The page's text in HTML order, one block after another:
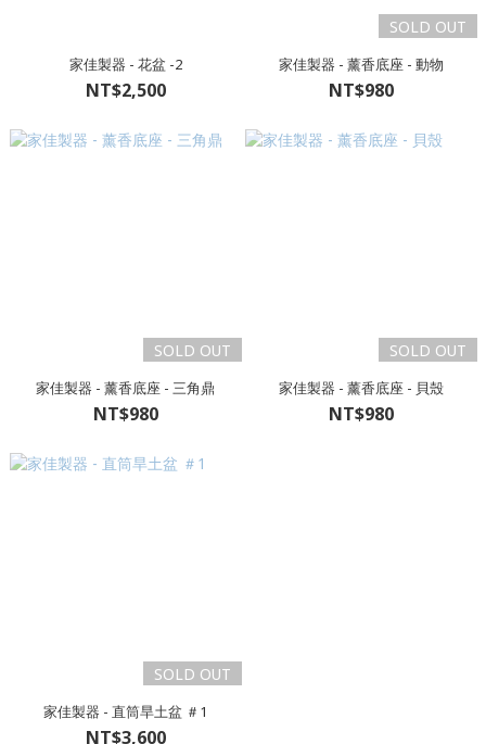
家佳製器 - 花盆 -2
NT$2,500
SOLD OUT
家佳製器 - 薰香底座 - 動物
NT$980
SOLD OUT
家佳製器 - 薰香底座 - 三角鼎
NT$980
SOLD OUT
家佳製器 - 薰香底座 - 貝殼
NT$980
SOLD OUT
家佳製器 - 直筒旱土盆 ＃1
NT$3,600